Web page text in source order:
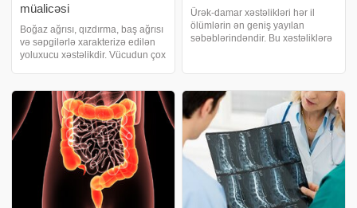
müalicəsi
Boğaz ağrısı, qızdırma, baş ağrısı
və səpgilərlə xarakterizə edilən
yoluxucu xəstəlikdir. Vücudun çox
göstərir. məlumat verir ki, hər
qızılca xəstəliyi boğaz ağrısı v
Ürək-damar xəstəlikləri hər il
ölümlərin ən geniş yayılan
səbəblərindəndir. Bu xəstəliklərə
sebebleri. təqdim edir:. Duzlu və
şəkərli, həddindən çox yağlı
qidaları